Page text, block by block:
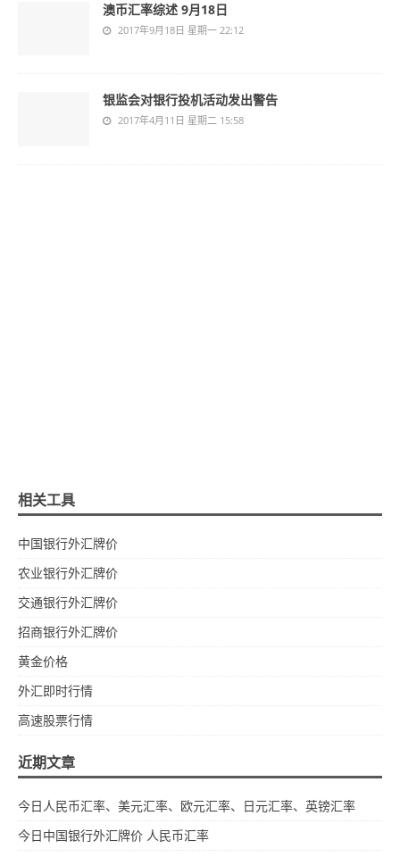
澳币汇率综述 9月18日
2017年9月18日 星期一 22:12
银监会对银行投机活动发出警告
2017年4月11日 星期二 15:58
相关工具
中国银行外汇牌价
农业银行外汇牌价
交通银行外汇牌价
招商银行外汇牌价
黄金价格
外汇即时行情
高速股票行情
近期文章
今日人民币汇率、美元汇率、欧元汇率、日元汇率、英镑汇率
今日中国银行外汇牌价 人民币汇率